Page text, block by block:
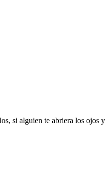
si alguien te abriera los ojos y